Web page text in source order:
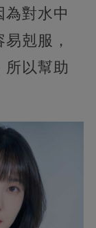
對水中
剋服，
所以幫助